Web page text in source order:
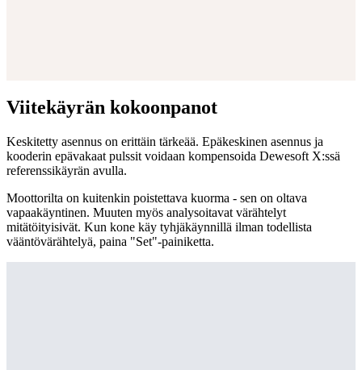
Viitekäyrän kokoonpanot
Keskitetty asennus on erittäin tärkeää. Epäkeskinen asennus ja
kooderin epävakaat pulssit voidaan kompensoida Dewesoft X:ssä
referenssikäyrän avulla.
Moottorilta on kuitenkin poistettava kuorma - sen on oltava
vapaakäyntinen. Muuten myös analysoitavat värähtelyt
mitätöityisivät. Kun kone käy tyhjäkäynnillä ilman todellista
vääntövärähtelyä, paina "Set"-painiketta.